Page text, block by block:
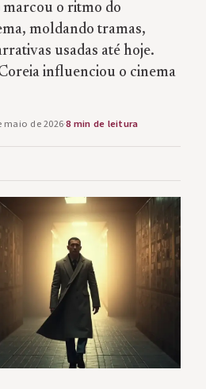
o ritmo do
moldando tramas,
usadas até hoje.
influenciou o cinema
maio de 2026·8 min de leitura